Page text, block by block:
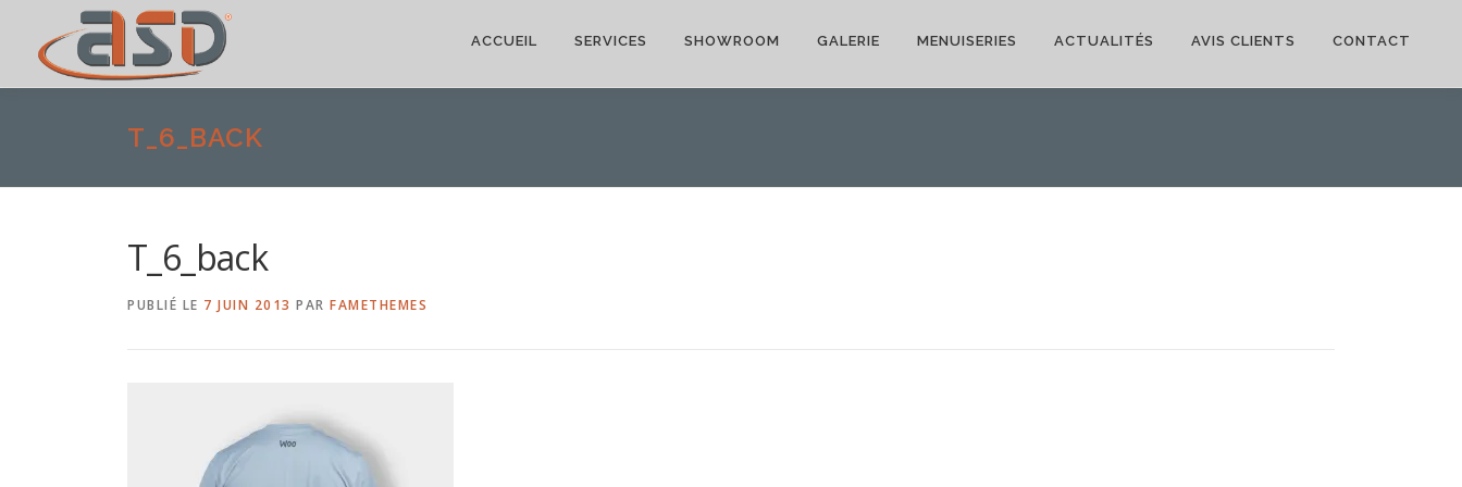
ACCUEIL SERVICES SHOWROOM GALERIE MENUISERIES ACTUALITÉS AVIS CLIENTS CONTACT
T_6_BACK
T_6_back
PUBLIÉ LE 7 JUIN 2013 PAR FAMETHEMES